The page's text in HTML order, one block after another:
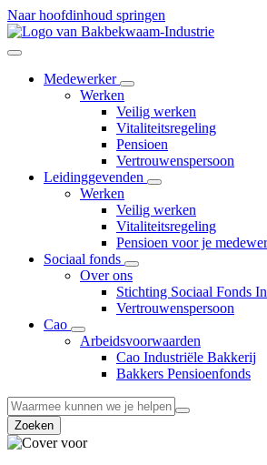
Naar hoofdinhoud springen
Medewerker
Werken
Veilig werken
Vitaliteitsregeling
Pensioen
Vertrouwenspersoon
Leidinggevenden
Werken
Veilig werken
Vitaliteitsregeling
Pensioen voor je
Sociaal fonds
Over ons
Stichting Sociaal Fonds
Vertrouwenspersoon
Cao
Arbeidsvoorwaarden
Cao Industriële Bakkerij
Bakkers Pensioenfonds
Zoeken